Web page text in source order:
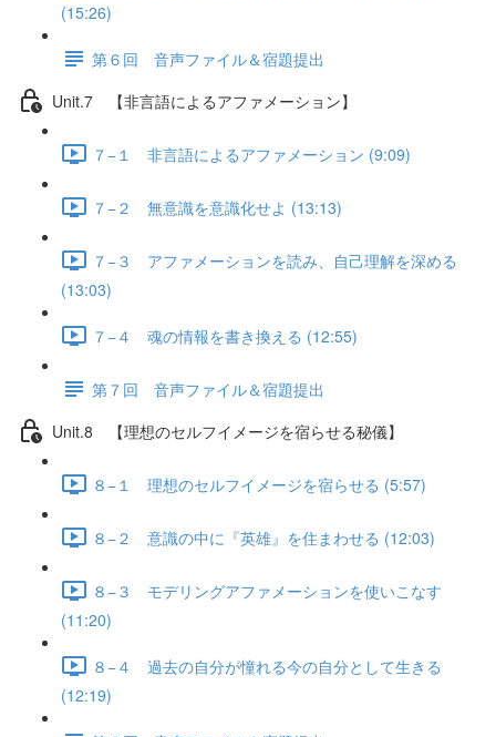
(15:26)
第６回 音声ファイル＆宿題提出
Unit.7 【非言語によるアファメーション】
７−１ 非言語によるアファメーション (9:09)
７−２ 無意識を意識化せよ (13:13)
７−３ アファメーションを読み、自己理解を深める
(13:03)
７−４ 魂の情報を書き換える (12:55)
第７回 音声ファイル＆宿題提出
Unit.8 【理想のセルフイメージを宿らせる秘儀】
８−１ 理想のセルフイメージを宿らせる (5:57)
８−２ 意識の中に『英雄』を住まわせる (12:03)
８−３ モデリングアファメーションを使いこなす
(11:20)
８−４ 過去の自分が憧れる今の自分として生きる
(12:19)